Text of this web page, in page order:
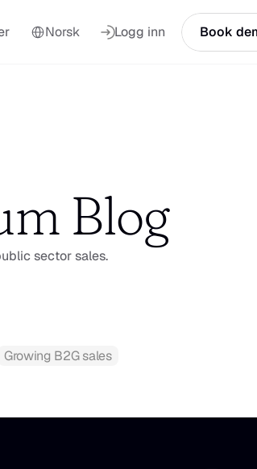
Norsk Logg inn Book
Blog
sector sales.
Growing B2G sales